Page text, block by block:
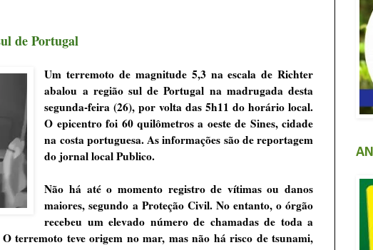
de Portugal
Um terremoto de magnitude 5,3 na escala de Richter
abalou a região sul de Portugal na madrugada desta
segunda-feira (26), por volta das 5h11 do horário local.
O epicentro foi 60 quilômetros a oeste de Sines, cidade
na costa portuguesa. As informações são de reportagem
do jornal local Publico.
Não há até o momento registro de vítimas ou danos
maiores, segundo a Proteção Civil. No entanto, o órgão
recebeu um elevado número de chamadas de toda a
terremoto teve origem no mar, mas não há risco de tsunami,